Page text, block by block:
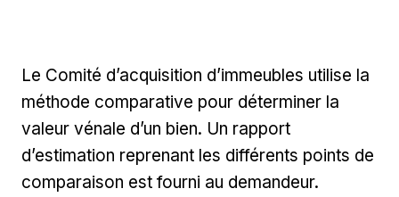
Le Comité d’acquisition d’immeubles utilise la
méthode comparative pour déterminer la
valeur vénale d’un bien. Un rapport
d’estimation reprenant les différents points de
comparaison est fourni au demandeur.